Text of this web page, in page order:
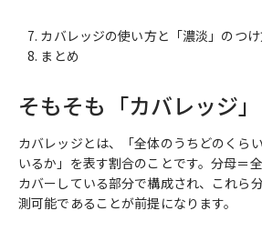
カバレッジの使い方と「濃淡」のつ
まとめ
そもそも「カバレッジ
カバレッジとは、「全体のうちどのくら
いるか」を表す割合のことです。分母＝
カバーしている部分で構成され、これら
測可能であることが前提になります。